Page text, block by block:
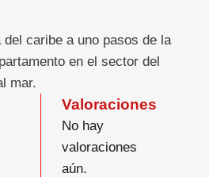
caribe a uno pasos de la
en el sector del
mar.
Valoraciones
No hay
valoraciones
aún.